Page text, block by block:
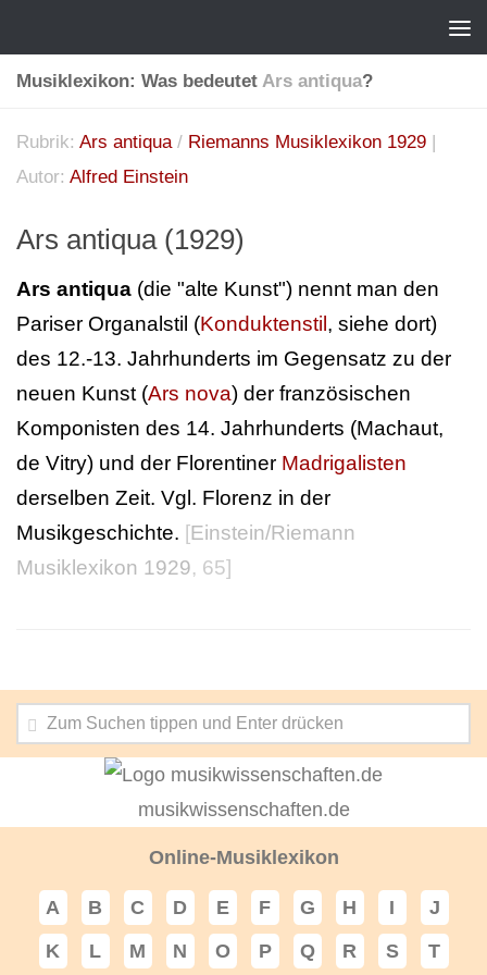
Musiklexikon: Was bedeutet Ars antiqua?
Rubrik: Ars antiqua/ Riemanns Musiklexikon 1929 |
Autor: Alfred Einstein
Ars antiqua (1929)
Ars antiqua (die "alte Kunst") nennt man den
Pariser Organalstil (Konduktenstil, siehe dort)
des 12.-13. Jahrhunderts im Gegensatz zu der
neuen Kunst (Ars nova) der französischen
Komponisten des 14. Jahrhunderts (Machaut,
de Vitry) und der Florentiner Madrigalisten
derselben Zeit. Vgl. Florenz in der
Musikgeschichte. [Einstein/Riemann
Musiklexikon 1929, 65]
musikwissenschaften.de
Online-Musiklexikon
A B C D E F G H I
J
K
L M N O P Q R S T